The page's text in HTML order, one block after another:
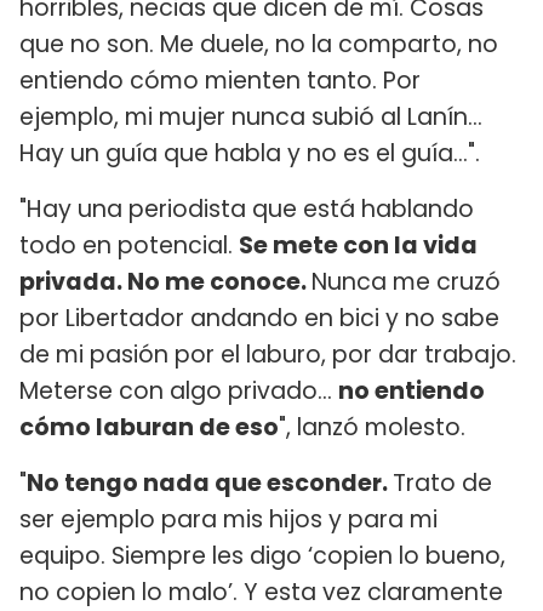
horribles, necias que dicen de mí. Cosas
que no son. Me duele, no la comparto, no
entiendo cómo mienten tanto. Por
ejemplo, mi mujer nunca subió al Lanín...
Hay un guía que habla y no es el guía…".
"Hay una periodista que está hablando
todo en potencial. Se mete con la vida
privada. No me conoce.Nunca me cruzó
por Libertador andando en bici y no sabe
de mi pasión por el laburo, por dar trabajo.
Meterse con algo privado… no entiendo
cómo laburan de eso", lanzó molesto.
"No tengo nada que esconder.Trato de
ser ejemplo para mis hijos y para mi
equipo. Siempre les digo ‘copien lo bueno,
no copien lo malo’. Y esta vez claramente